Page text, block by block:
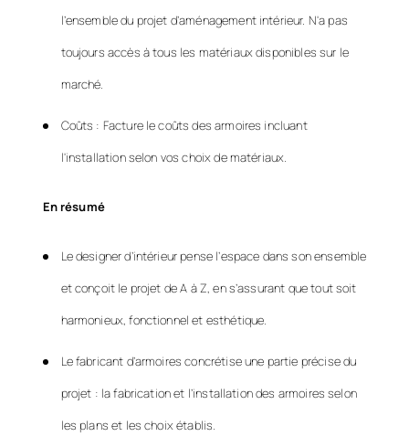
l’ensemble du projet d’aménagement intérieur. N'a pas
toujours accès à tous les matériaux disponibles sur le
marché.
Coûts : Facture le coûts des armoires incluant
l'installation selon vos choix de matériaux.
En résumé
Le designer d’intérieur pense l’espace dans son ensemble
et conçoit le projet de A à Z, en s’assurant que tout soit
harmonieux, fonctionnel et esthétique.
Le fabricant d’armoires concrétise une partie précise du
projet : la fabrication et l’installation des armoires selon
les plans et les choix établis.